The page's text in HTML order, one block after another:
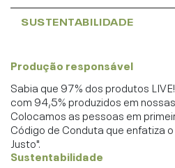
SUSTENTABILIDADE
Produção responsável
Sabia que 97% dos produtos
com 94,5% produzidos em
Colocamos as pessoas em
Código de Conduta que enfatiza
Justo".
Sustentabilidade